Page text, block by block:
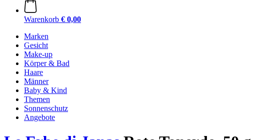
Warenkorb € 0,00
Marken
Gesicht
Make-up
Körper & Bad
Haare
Männer
Baby & Kind
Themen
Sonnenschutz
Angebote